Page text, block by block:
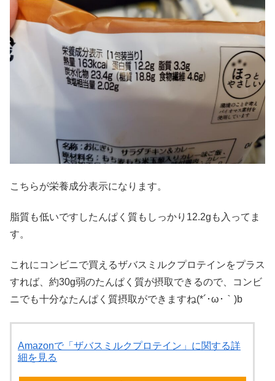
こちらが栄養成分表示になります。
脂質も低いですしたんぱく質もしっかり12.2gも入ってま
す。
これにコンビニで買えるザバスミルクプロテインをプラス
すれば、約30g弱のたんぱく質が摂取できるので、コンビ
ニでも十分なたんぱく質摂取ができますね(*´･ω･｀)b
Amazonで「ザバスミルクプロテイン」に関する詳
細を見る